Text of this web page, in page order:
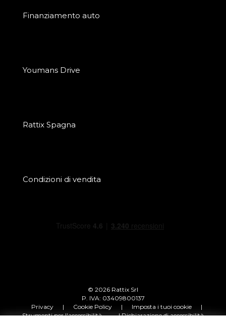
Finanziamento auto
Youmans Drive
Rattix Spagna
Condizioni di vendita
© 2026 Rattix Srl
P. IVA: 03409800137
Privacy
| Cookie Policy | Imposta i tuoi cookie
|
Strumenti per l'accessibilità
| Dichiarazione di accessibilità